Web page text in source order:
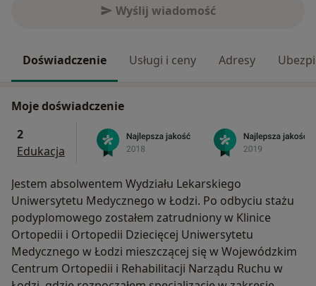
Wyślij wiadomość
Doświadczenie Usługi i ceny Adresy
Moje doświadczenie
2
Edukacja
Jestem absolwentem Wydziału Lekarskiego
Uniwersytetu Medycznego w Łodzi. Po odbyciu stażu
podyplomowego zostałem zatrudniony w Klinice
Ortopedii i Ortopedii Dziecięcej Uniwersytetu
Medycznego w Łodzi mieszczącej się w Wojewódzkim
Centrum Ortopedii i Rehabilitacji Narządu Ruchu w